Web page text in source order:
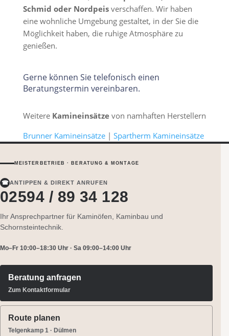
Schmid oder Nordpeisverschaffen. Wir haben
eine wohnliche Umgebung gestaltet, in der Sie die
Möglichkeit haben, die ruhige Atmosphäre zu
genießen.
Gerne können Sie telefonisch einen
Beratungstermin vereinbaren.
Weitere Kamineinsätzevon namhaften Herstellern
Brunner Kamineinsätze| Spartherm Kamineinsätze
MEISTERBETRIEB · BERATUNG & MONTAGE
☎ ANTIPPEN & DIREKT ANRUFEN
02594 / 89 34 128
Ihr Ansprechpartner für Kaminöfen, Kaminbau und
Schornsteintechnik.
Mo–Fr 10:00–18:30 Uhr · Sa 09:00–14:00 Uhr
Beratung anfragen
Zum Kontaktformular
Route planen
Telgenkamp 1 · Dülmen